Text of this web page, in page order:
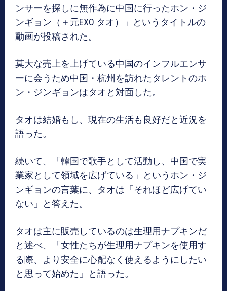
ンサーを探しに無作為に中国に行ったホン・ジ
ンギョン（＋元EXO タオ）」というタイトルの
動画が投稿された。
莫大な売上を上げている中国のインフルエンサ
ーに会うため中国・杭州を訪れたタレントのホ
ン・ジンギョンはタオと対面した。
タオは結婚もし、現在の生活も良好だと近況を
語った。
続いて、「韓国で歌手として活動し、中国で実
業家として領域を広げている」というホン・ジ
ンギョンの言葉に、タオは「それほど広げてい
ない」と答えた。
タオは主に販売しているのは生理用ナプキンだ
と述べ、「女性たちが生理用ナプキンを使用す
る際、より安全に心配なく使えるようにしたい
と思って始めた」と語った。